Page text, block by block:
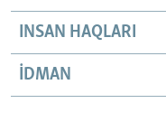
INSAN HAQLARI
İDMAN